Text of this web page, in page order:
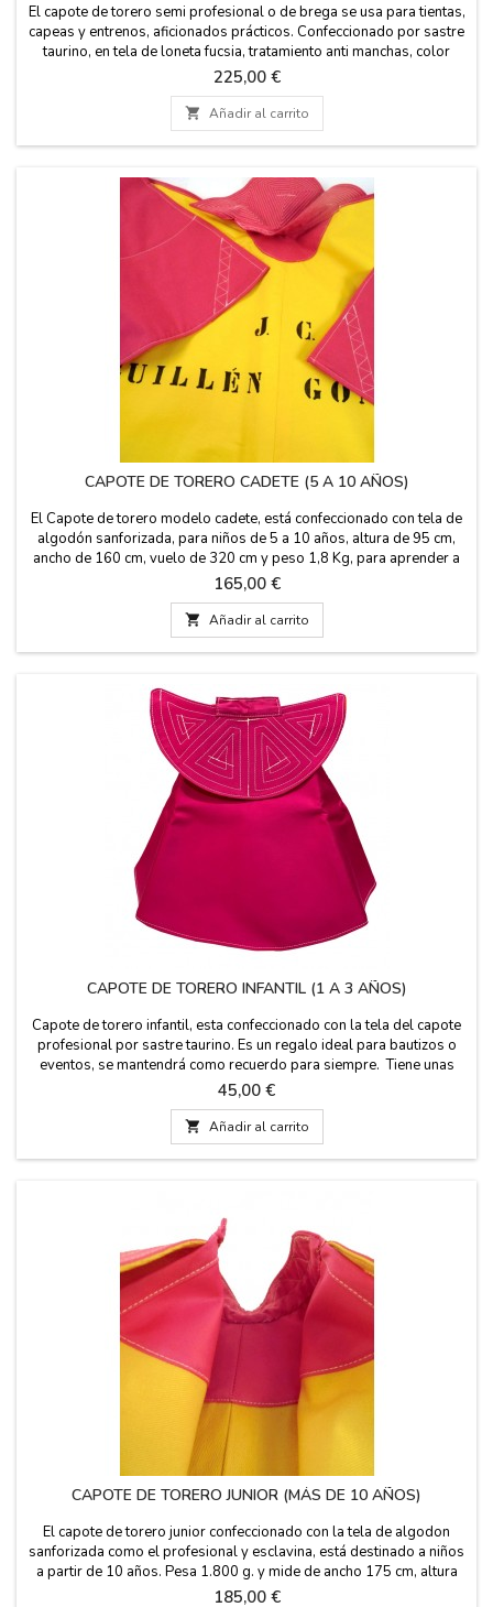
El capote de torero semi profesional o de brega se usa para tientas,
capeas y entrenos, aficionados prácticos. Confeccionado por sastre
taurino, en tela de loneta fucsia, tratamiento anti manchas, color
interior en albero (amarillo). Fabricado en España. Medidas: modelo
1- ancho 256 cm, altura 112 cm, vuelo 520 cm. Peso (3 kg)
modelo 2-...
Precio
225,00 €
 Añadir al carrito
CAPOTE DE TORERO CADETE (5 A 10 AÑOS)
El Capote de torero modelo cadete, está confeccionado con tela de
algodón sanforizada, para niños de 5 a 10 años, altura de 95 cm,
ancho de 160 cm, vuelo de 320 cm y peso 1,8 Kg, para aprender a
dar lances y para decoración. PUEDES PERSONALIZARLO con un
NOMBRE, APELLIDO o APODO por 5,95€ con DOS o TRES
INICIALES es GRATIS.
Precio
165,00 €
 Añadir al carrito
CAPOTE DE TORERO INFANTIL (1 A 3 AÑOS)
Capote de torero infantil, esta confeccionado con la tela del capote
profesional por sastre taurino. Es un regalo ideal para bautizos o
eventos, se mantendrá como recuerdo para siempre. Tiene unas
medidas de 75 cm ancho x 43 cm alto, vuelo 153 cm y 500 gr de
peso. PUEDES PERSONALIZARLO CON UN NOMBRE, APELLIDO O
APODO por 5,95€ con DOS O TRES INICIALES...
Precio
45,00 €
 Añadir al carrito
CAPOTE DE TORERO JUNIOR (MÁS DE 10 AÑOS)
El capote de torero junior confeccionado con la tela de algodon
sanforizada como el profesional y esclavina, está destinado a niños
a partir de 10 años. Pesa 1.800 g. y mide de ancho 175 cm, altura
de 105 cm y vuelo de 320 cm. Hecho en España a mano por sastre
Precio
185,00 €